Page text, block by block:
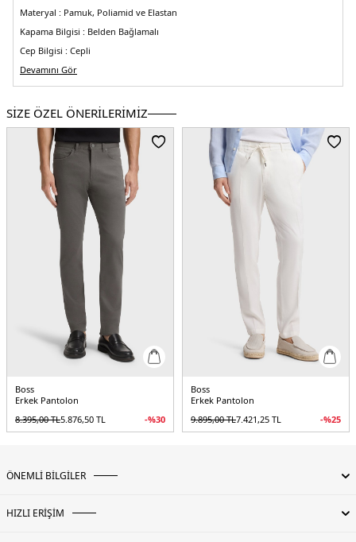
Materyal : Pamuk, Poliamid ve Elastan
Kapama Bilgisi : Belden Bağlamalı
Cep Bilgisi : Cepli
Kalıp :Slim Fit
Manken Ölçüsü :&Model 187 cm boyunda olup M beden giymektedir.
Devamını Gör
SİZE ÖZEL ÖNERİLERİMİZ
Boss
Erkek Pantolon
8.395,00TL5.876,50 TL -%30
Boss
Erkek Pantolon
9.895,00TL7.421,25 TL -%25
ÖNEMLİ BİLGİLER
HIZLI ERİŞİM